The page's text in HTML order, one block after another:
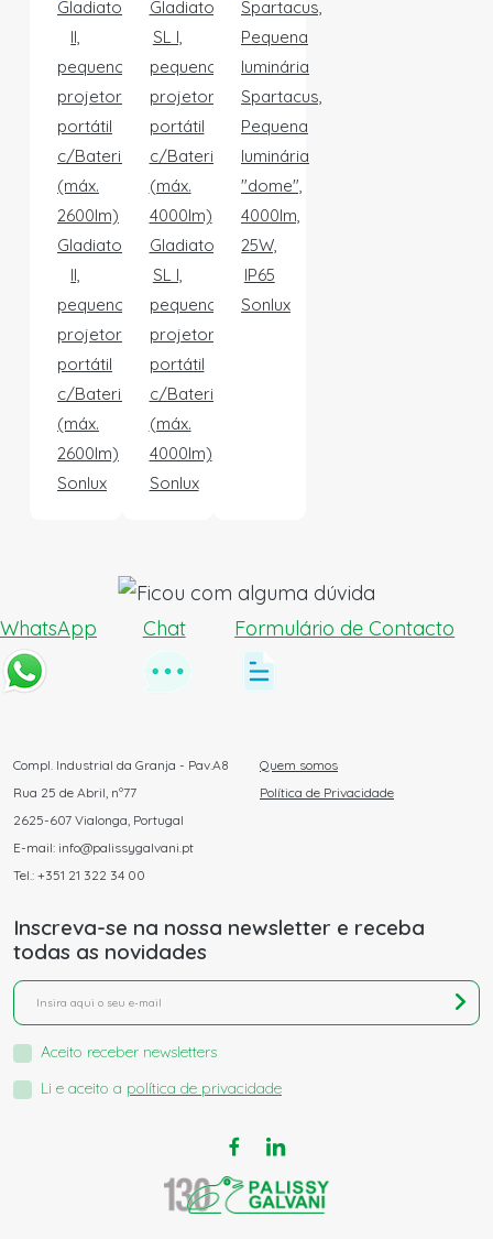
Gladiator
II,
pequeno
projetor
portátil
c/Bateria
(máx.
2600lm)
Sonlux
Gladiator
SL I,
pequeno
projetor
portátil
c/Bateria
(máx.
4000lm)
Sonlux
Spartacus,
Pequena
luminária
"dome",
4000lm,
25W,
IP65
Sonlux
WhatsApp Chat Formulário de Contacto
Compl. Industrial da Granja - Pav.A8
Rua 25 de Abril, nº77
2625-607 Vialonga, Portugal
E-mail: info@palissygalvani.pt
Tel.: +351 21 322 34 00
Quem somos
Política de Privacidade
Inscreva-se na nossa newsletter e receba
todas as novidades
Aceito receber newsletters
Li e aceito a política de privacidade